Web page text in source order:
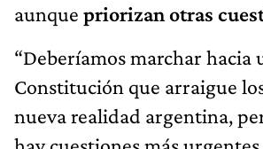
aunque priorizan otras
“Deberíamos marchar hacia
Constitución que arraigue
nueva realidad argentina,